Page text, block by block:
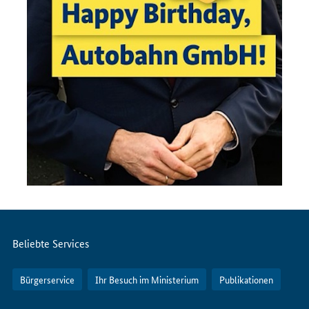
Servicemenü
Beliebte Services
Bürgerservice Ihr Besuch im Ministerium Publikationen